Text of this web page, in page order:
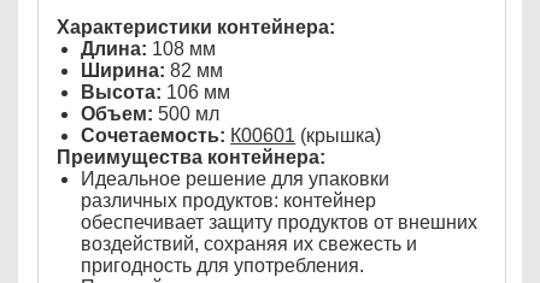
Характеристики контейнера:
Длина: 108 мм
Ширина: 82 мм
Высота: 106 мм
Объем: 500 мл
Сочетаемость: К00601 (крышка)
Преимущества контейнера:
Идеальное решение для упаковки
различных продуктов: контейнер
обеспечивает защиту продуктов от внешних
воздействий, сохраняя их свежесть и
пригодность для употребления.